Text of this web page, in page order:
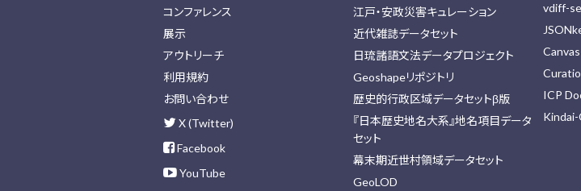
コンファレンス
展示
アウトリーチ
利用規約
お問い合わせ
X (Twitter)
Facebook
YouTube
江戸・安政災害キュレーション
近代雑誌データセット
日琉諸語文法データプロジェクト
Geoshapeリポジトリ
歴史的行政区域データセットβ版
『日本歴史地名大系』地名項目データ
セット
幕末期近世村領域データセット
GeoLOD
vdiff-
ICP